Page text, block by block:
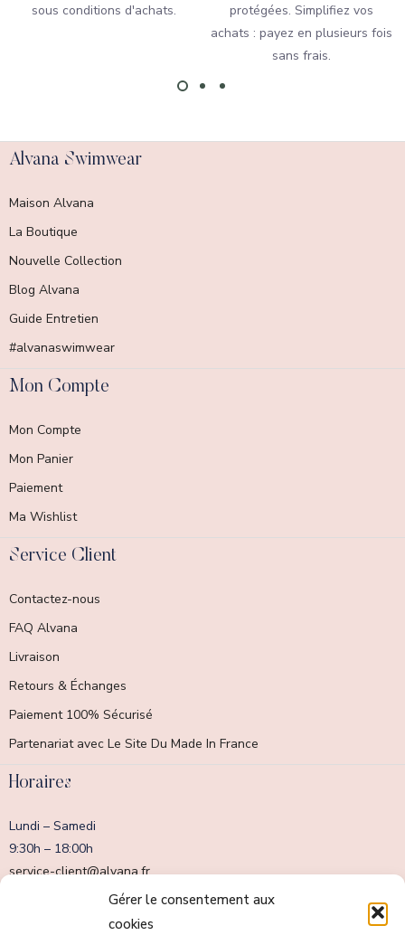
Gérer le consentement aux
cookies
sous conditions d'achats.
protégées. Simplifiez vos
achats : payez en plusieurs fois
sans frais.
Alvana Swimwear
Maison Alvana
La Boutique
Nouvelle Collection
Blog Alvana
Guide Entretien
#alvanaswimwear
Mon Compte
Mon Compte
Mon Panier
Paiement
Ma Wishlist
Service Client
Contactez-nous
FAQ Alvana
Livraison
Retours & Échanges
Paiement 100% Sécurisé
Partenariat avec Le Site Du Made In France
Horaires
Lundi – Samedi
9:30h – 18:00h
service-client@alvana.fr